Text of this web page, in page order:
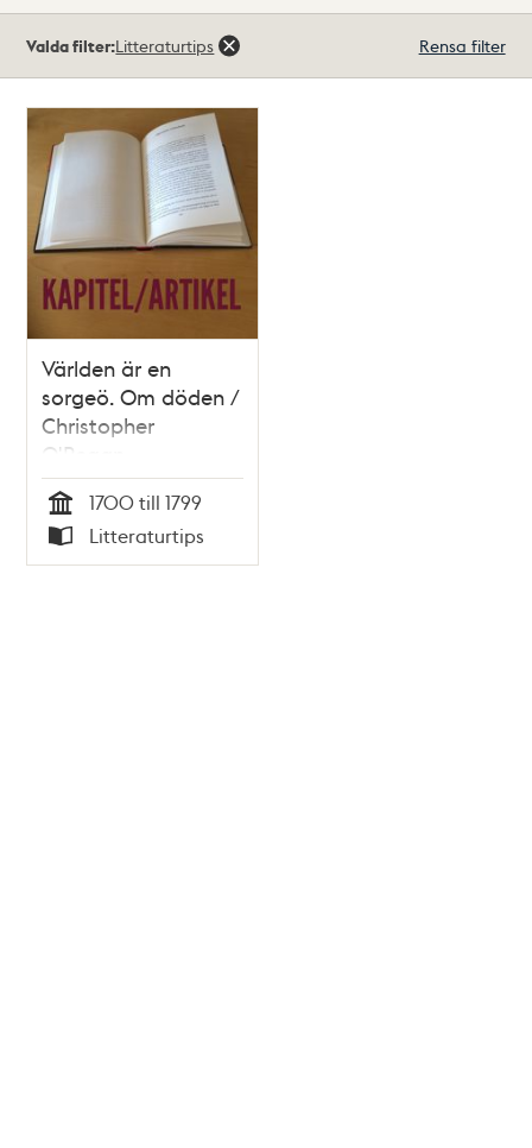
träffar
Valda filter:Litteraturtips Rensa filter
Världen är en
sorgeö. Om döden /
Christopher
O'Regan
Tid
1700 till 1799
Typ
Litteraturtips